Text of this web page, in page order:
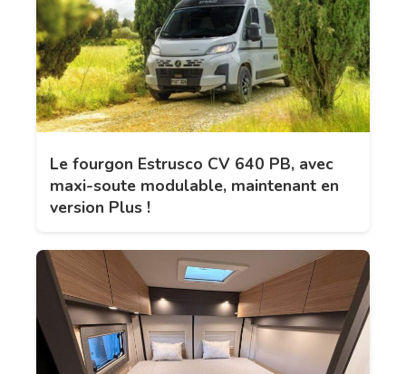
Le fourgon Estrusco CV 640 PB, avec
maxi-soute modulable, maintenant en
version Plus !